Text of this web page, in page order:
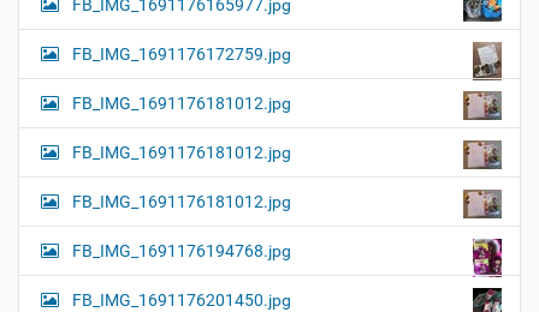
FB_IMG_1691176165977.jpg
FB_IMG_1691176172759.jpg
FB_IMG_1691176181012.jpg
FB_IMG_1691176181012.jpg
FB_IMG_1691176181012.jpg
FB_IMG_1691176194768.jpg
FB_IMG_1691176201450.jpg